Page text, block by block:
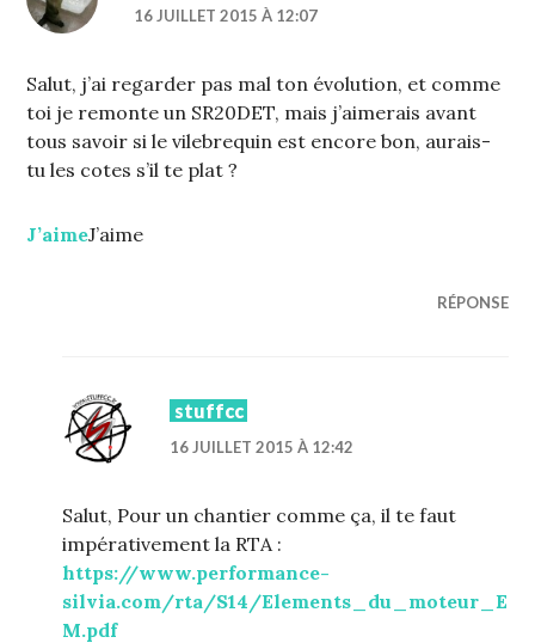
16 JUILLET 2015 À 12:07
Salut, j’ai regarder pas mal ton évolution, et comme
toi je remonte un SR20DET, mais j’aimerais avant
tous savoir si le vilebrequin est encore bon, aurais-
tu les cotes s’il te plat ?
J’aimeJ’aime
RÉPONSE
stuffcc
16 JUILLET 2015 À 12:42
Salut, Pour un chantier comme ça, il te faut
impérativement la RTA :
https://www.performance-
silvia.com/rta/S14/Elements_du_moteur_E
M.pdf